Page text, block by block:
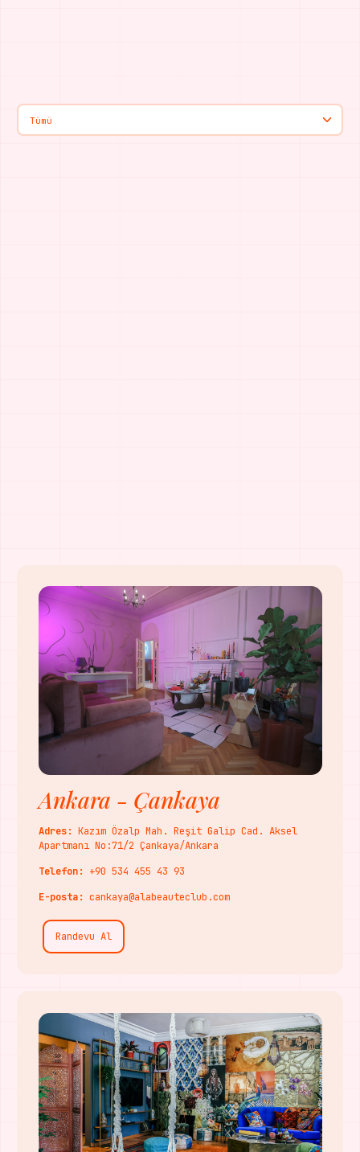
Ankara - Çankaya
Adres: Kazım Özalp Mah. Reşit Galip Cad. Aksel
Apartmanı No:71/2 Çankaya/Ankara
Telefon:
‎+90 534 455 43 93
E-posta: cankaya@alabeauteclub.com
Randevu Al